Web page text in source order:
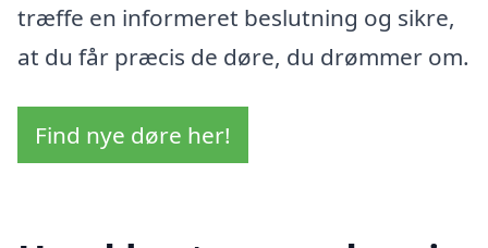
træffe en informeret beslutning og sikre,
at du får præcis de døre, du drømmer om.
Find nye døre her!